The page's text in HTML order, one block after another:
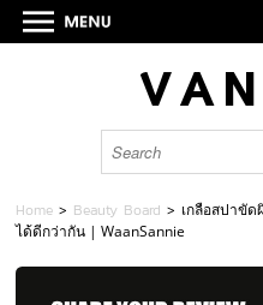
Home > Beauty Board > เกลือสปาขัด
ได้ดีกว่ากัน | WaanSannie